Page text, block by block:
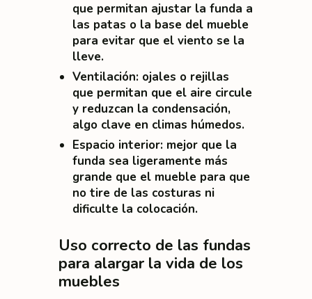
que permitan ajustar la funda a
las patas o la base del mueble
para evitar que el viento se la
lleve.
Ventilación: ojales o rejillas
que permitan que el aire circule
y reduzcan la condensación,
algo clave en climas húmedos.
Espacio interior: mejor que la
funda sea ligeramente más
grande que el mueble para que
no tire de las costuras ni
dificulte la colocación.
Uso correcto de las fundas
para alargar la vida de los
muebles